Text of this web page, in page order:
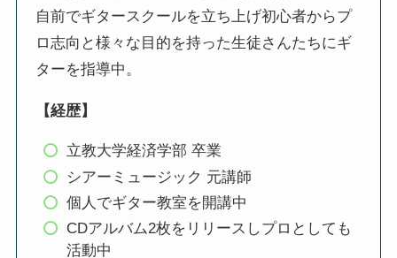
自前でギタースクールを立ち上げ初心者からプ
ロ志向と様々な目的を持った生徒さんたちにギ
ターを指導中。
【経歴】
立教大学経済学部 卒業
シアーミュージック 元講師
個人でギター教室を開講中
CDアルバム2枚をリリースしプロとしても
活動中